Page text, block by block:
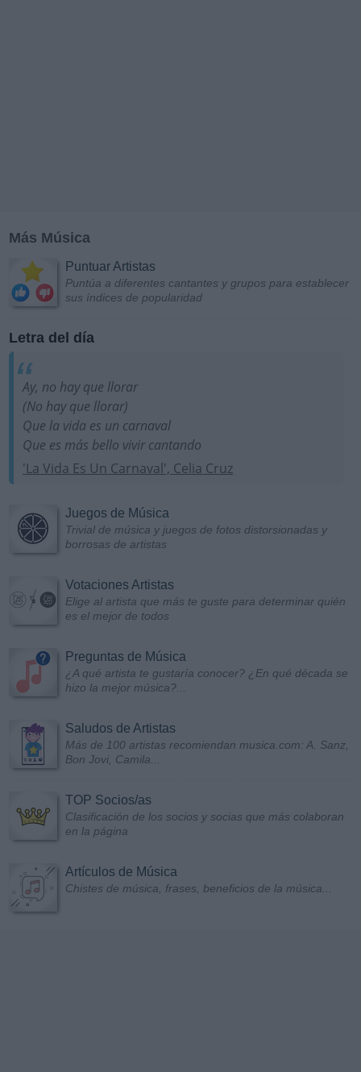
Más Música
Puntuar Artistas
Puntúa a diferentes cantantes y grupos para establecer
sus índices de popularidad
Letra del día
Ay, no hay que llorar
(No hay que llorar)
Que la vida es un carnaval
Que es más bello vivir cantando
'La Vida Es Un Carnaval', Celia Cruz
Juegos de Música
Trivial de música y juegos de fotos distorsionadas y
borrosas de artistas
Votaciones Artistas
Elige al artista que más te guste para determinar quién
es el mejor de todos
Preguntas de Música
¿A qué artista te gustaría conocer? ¿En qué década se
hizo la mejor música?...
Saludos de Artistas
Más de 100 artistas recomiendan musica.com: A. Sanz,
Bon Jovi, Camila...
TOP Socios/as
Clasificación de los socios y socias que más colaboran
en la página
Artículos de Música
Chistes de música, frases, beneficios de la música...